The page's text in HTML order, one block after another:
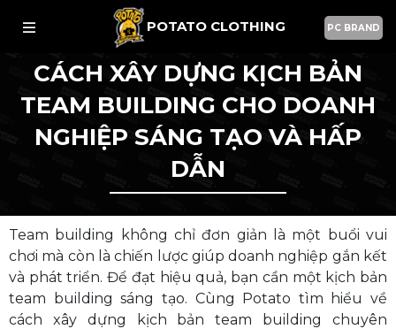
POTATO CLOTHING PC BRAND
CÁCH XÂY DỰNG KỊCH BẢN
TEAM BUILDING CHO DOANH
NGHIỆP SÁNG TẠO VÀ HẤP
DẪN
Team building không chỉ đơn giản là một buổi vui
chơi mà còn là chiến lược giúp doanh nghiệp gắn kết
và phát triển. Để đạt hiệu quả, bạn cần một kịch bản
team building sáng tạo. Cùng Potato tìm hiểu về
cách xây dựng kịch bản team building chuyên